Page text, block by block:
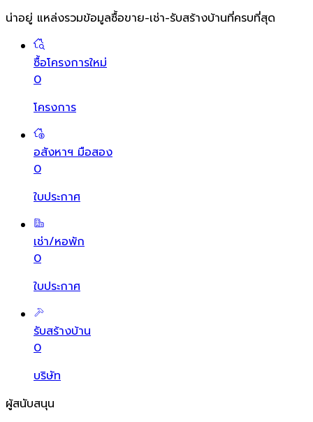
น่าอยู่ แหล่งรวมข้อมูลซื้อขาย-เช่า-รับสร้างบ้านที่ครบที่สุด
ซื้อโครงการใหม่
0
โครงการ
อสังหาฯ มือสอง
0
ใบประกาศ
เช่า/หอพัก
0
ใบประกาศ
รับสร้างบ้าน
0
บริษัท
ผู้สนับสนุน